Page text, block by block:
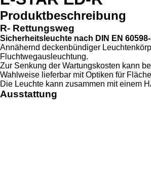
Produktbeschreibung
R- Rettungsweg
Sicherheitsleuchte nach DIN EN
Annähernd deckenbündiger
Fluchtwegausleuchtung.
Zur Senkung der Wartungskosten kann
Wahlweise lieferbar mit Optiken für
Die Leuchte kann zusammen mit einem
Ausstattung